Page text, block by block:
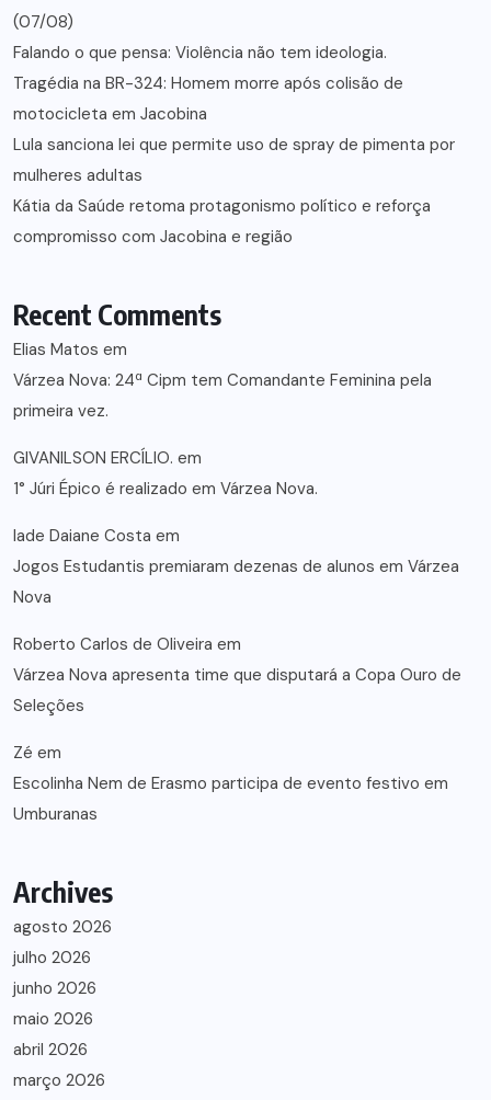
(07/08)
Falando o que pensa: Violência não tem ideologia.
Tragédia na BR-324: Homem morre após colisão de
motocicleta em Jacobina
Lula sanciona lei que permite uso de spray de pimenta por
mulheres adultas
Kátia da Saúde retoma protagonismo político e reforça
compromisso com Jacobina e região
Recent Comments
Elias Matos em
Várzea Nova: 24ª Cipm tem Comandante Feminina pela
primeira vez.
GIVANILSON ERCÍLIO. em
1° Júri Épico é realizado em Várzea Nova.
lade Daiane Costa em
Jogos Estudantis premiaram dezenas de alunos em Várzea
Nova
Roberto Carlos de Oliveira em
Várzea Nova apresenta time que disputará a Copa Ouro de
Seleções
Zé em
Escolinha Nem de Erasmo participa de evento festivo em
Umburanas
Archives
agosto 2026
julho 2026
junho 2026
maio 2026
abril 2026
março 2026